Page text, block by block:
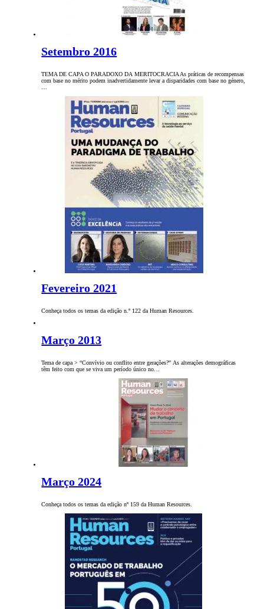
Setembro 2016
TEMA DE CAPA O PARADOXO DA MERITOCRACIA As práticas de recompensas
com base no mérito podem inadvertidamente levar a disparidades com base no género,
…
Fevereiro 2021
Conheça todos os temas da edição n.º 122 da Human Resources.
Março 2013
Tema de capa > “Convívio ou conflito entre gerações?” As alterações demográficas
têm feito com que se viva um período único no…
Março 2024
Conheça todos os temas da edição nº 159 da Human Resources.